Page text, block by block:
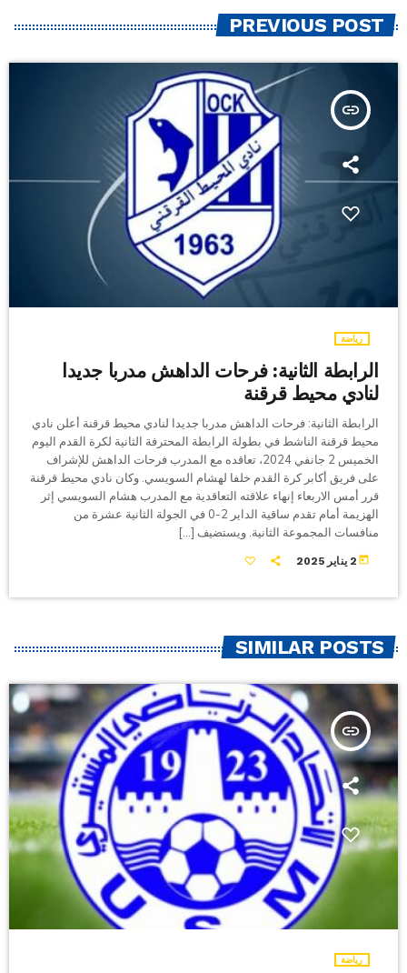
PREVIOUS POST
insert_link
رياضة
الرابطة الثانية: فرحات الداهش مدربا جديدا
لنادي محيط قرقنة
الرابطة الثانية: فرحات الداهش مدربا جديدا لنادي محيط قرقنة أعلن نادي
محيط قرقنة الناشط في بطولة الرابطة المحترفة الثانية لكرة القدم اليوم
الخميس 2 جانفي 2024، تعاقده مع المدرب فرحات الداهش للإشراف
على فريق أكابر كرة القدم خلفا لهشام السويسي. وكان نادي محيط قرقنة
قرر أمس الاربعاء إنهاء علاقته التعاقدية مع المدرب هشام السويسي إثر
الهزيمة أمام تقدم ساقية الداير 2-0 في الجولة الثانية عشرة من
منافسات المجموعة الثانية. ويستضيف […]
today 2 يناير 2025
SIMILAR POSTS
insert_link
رياضة